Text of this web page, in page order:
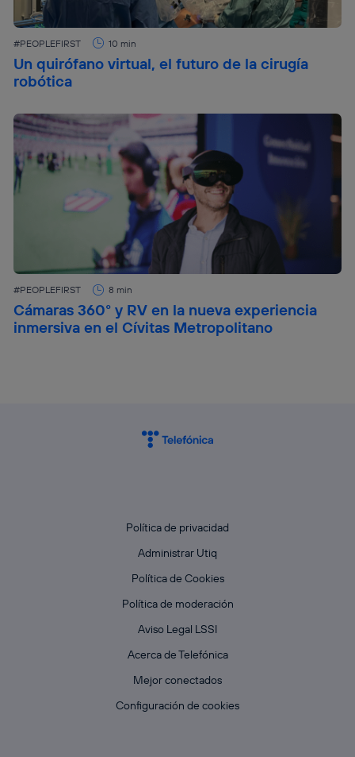
Un quirófano virtual, el futuro de la cirugía
robótica
#PEOPLEFIRST 10 min
Cámaras 360° y RV en la nueva experiencia
inmersiva en el Cívitas Metropolitano
#PEOPLEFIRST 8 min
Política de privacidad
Administrar Utiq
Política de Cookies
Política de moderación
Aviso Legal LSSI
Acerca de Telefónica
Mejor conectados
Configuración de cookies